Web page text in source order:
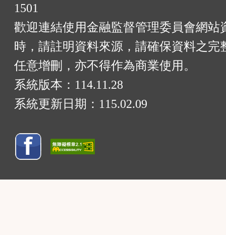
1501
歡迎連結使用金融監督管理委員會網站
時，請註明資料來源，請確保資料之完
任意增刪，亦不得作為商業使用。
系統版本： 114.11.28
系統更新日期： 115.02.09